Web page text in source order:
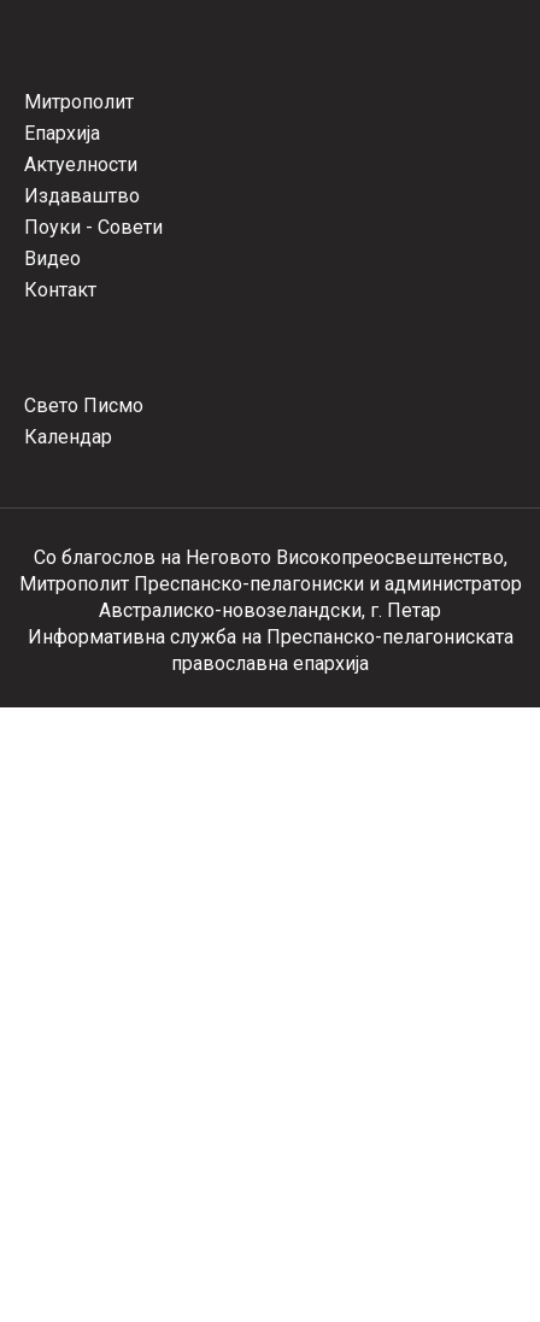
Митрополит
Епархија
Актуелности
Издаваштво
Поуки - Совети
Видео
Контакт
Свето Писмо
Календар
Со благослов на Неговото Високопреосвештенство,
Митрополит Преспанско-пелагониски и администратор
Австралиско-новозеландски, г. Петар
Информативна служба на Преспанско-пелагониската
православна епархија